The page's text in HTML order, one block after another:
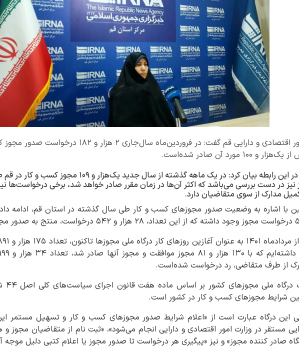
مدیرکل امور اقتصادی و دارایی قم گفت: در فروردین‌ماه
۱۰۰ مورد آن صادر شده‌است.
نیره مظهر در این رابطه بیان کرد: در یک ماهه گذشته از سال
نیز در دست بررسی می‌باشد که اکثر آن‌ها در زمان مقرر صادر خواهد شد، برخی درخواست‌ها
مدارک از سوی متقاضیان دارد.
از طرف متقاضی، رد درخواست شده‌است.
شرایط مجوزهای کسب و کار در کشور است.
این درگاه عبارت‌ است از «اعلام شرایط صدور مجوزهای کسب و کار و تسهیل مستمر
مستقر در وزارت امور اقتصادی و دارایی انجام می‌شود»، «ثبت نام از متقاضیان مجوز و
صادر کننده مجوز» و نیز «پیگیری هر درخواست تا صدور مجوز یا اعلام کتبی دلیل موجه